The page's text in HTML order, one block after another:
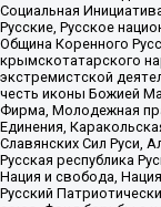
Социальная
Русские, Русское
Община Коренного
крымскотатарского
экстремистской
честь иконы Божией
Фирма, Молодежная
Единения,
Славянских Сил Руси,
Русская республика
Нация и свобода,
Русский